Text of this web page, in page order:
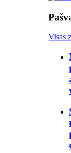
Visas